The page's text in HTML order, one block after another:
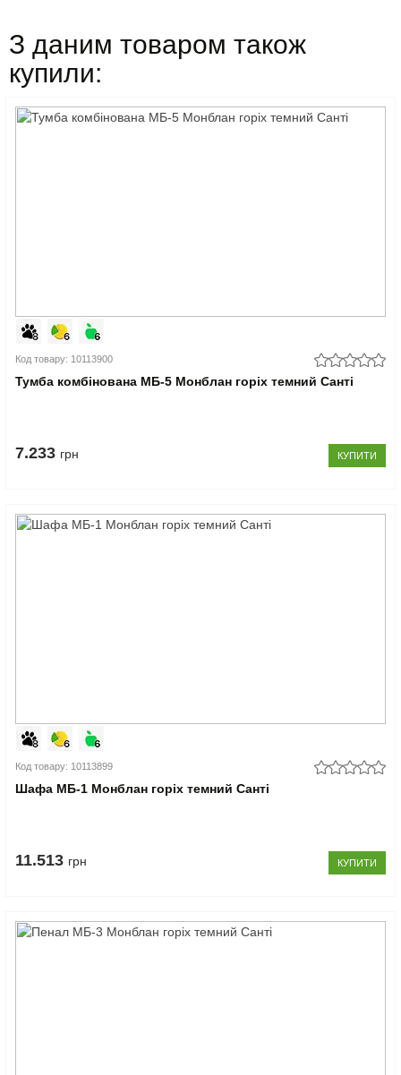
З даним товаром також
купили:
Код товару: 10113900
Тумба комбінована МБ-5 Монблан горіх темний Санті
7.233 грн КУПИТИ
Код товару: 10113899
Шафа МБ-1 Монблан горіх темний Санті
11.513 грн КУПИТИ